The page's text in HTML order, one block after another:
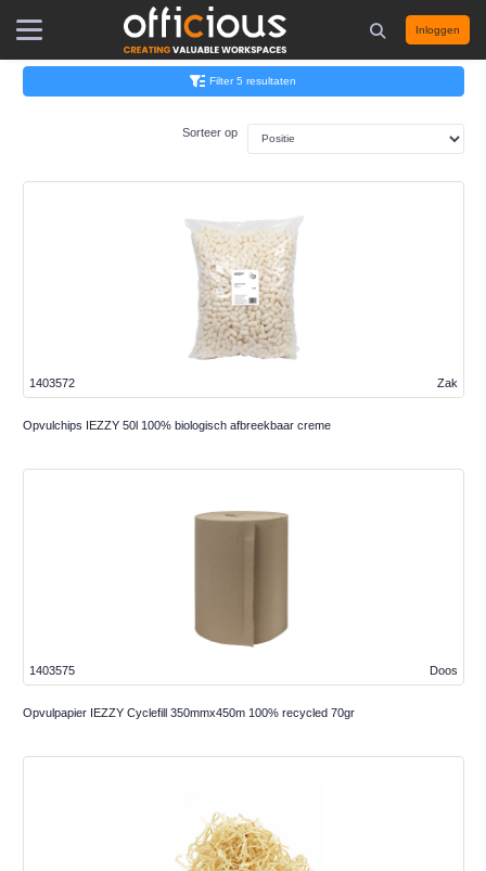
Inloggen
Filter 5 resultaten
Sorteer op
Zak
1403572
Opvulchips IEZZY 50l 100% biologisch afbreekbaar creme
Doos
1403575
Opvulpapier IEZZY Cyclefill 350mmx450m 100% recycled 70gr